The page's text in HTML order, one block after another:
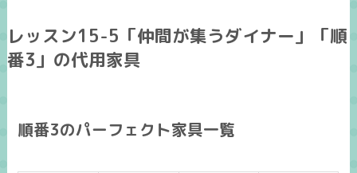
レッスン15-5「仲間が集うダイナー」「順
番3」の代用家具
順番3のパーフェクト家具一覧